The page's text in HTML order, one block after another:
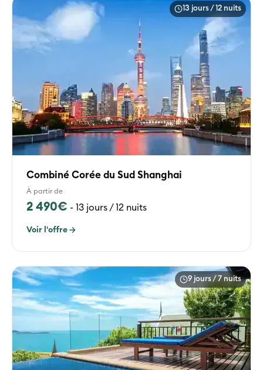
13 jours / 12 nuits
Combiné Corée du Sud Shanghai
À partir de
2 490€ - 13 jours / 12 nuits
Voir l'offre
9 jours / 7 nuits